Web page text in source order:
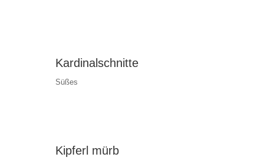
Kardinalschnitte
Süßes
Kipferl mürb